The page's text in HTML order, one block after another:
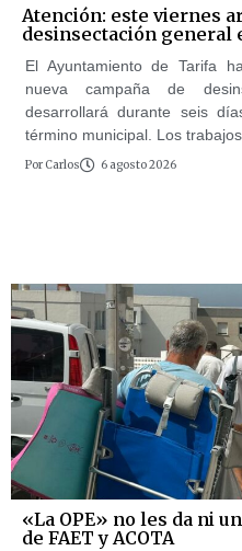
Atención: este viernes
desinsectación general
El Ayuntamiento de Tarifa
nueva campaña de
desarrollará durante seis
término municipal. Los trabajos
Por Carlos 6 agosto 2026
«La OPE» no les da ni
de FAET y ACOTA